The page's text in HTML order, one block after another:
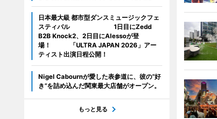
日本最大級 都市型ダンスミュージックフェ
スティバル 1日目にZedd
B2B Knock2、2日目にAlessoが登
場！ 「ULTRA JAPAN 2026」アー
ティスト出演日程公開！
Nigel Cabournが愛した表参道に、彼の“好
き”を詰め込んだ関東最大店舗がオープン。
もっと見る